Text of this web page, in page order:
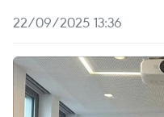
22/09/2025 13:36